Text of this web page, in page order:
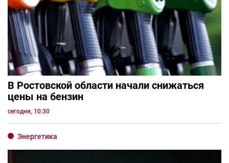
В Ростовской области начали снижаться
цены на бензин
сегодня, 10:30
Энергетика